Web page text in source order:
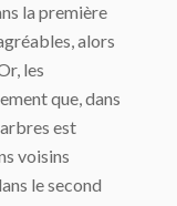
la première
alors
les
que, dans
est
voisins
le second